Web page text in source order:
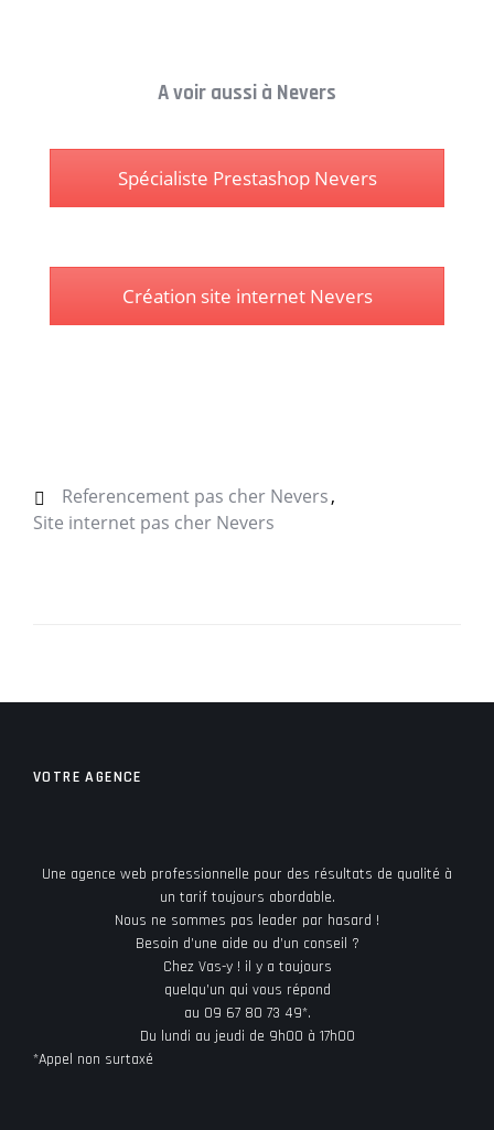
A voir aussi à Nevers
Spécialiste Prestashop Nevers
Création site internet Nevers
Referencement pas cher Nevers
Site internet pas cher Nevers
VOTRE AGENCE
Une agence web professionnelle pour des résultats de qualité à
un tarif toujours abordable.
Nous ne sommes pas leader par hasard !
Besoin d’une aide ou d’un conseil ?
Chez Vas-y ! il y a toujours
quelqu’un qui vous répond
au 09 67 80 73 49*.
Du lundi au jeudi de 9h00 à 17h00
*Appel non surtaxé